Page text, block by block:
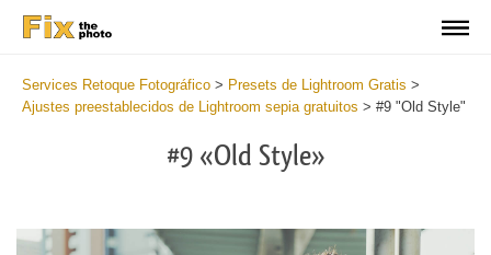
Services Retoque Fotográfico > Presets de Lightroom Gratis >
Ajustes preestablecidos de Lightroom sepia gratuitos > #9 "Old Style"
#9 «Old Style»